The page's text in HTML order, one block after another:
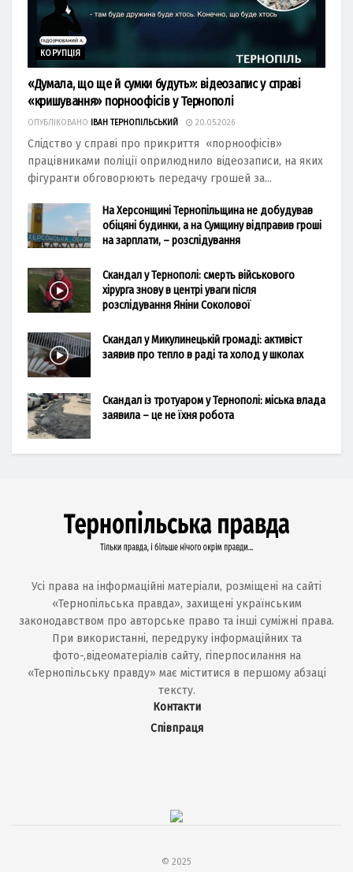
КОРУПЦІЯ
«Думала, що ще й сумки будуть»: відеозапис у справі
«кришування» порноофісів у Тернополі
ОПУБЛІКОВАНО ІВАН ТЕРНОПІЛЬСЬКИЙ 20.05.2026
Слідство у справі про прикриття «порноофісів»
працівниками поліції оприлюднило відеозаписи, на яких
фігуранти обговорюють передачу грошей за...
На Херсонщині Тернопільщина не добудував
обіцяні будинки, а на Сумщину відправив гроші
на зарплати, – розслідування
Скандал у Тернополі: смерть військового
хірурга знову в центрі уваги після
розслідування Яніни Соколової
Скандал у Микулинецькій громаді: активіст
заявив про тепло в раді та холод у школах
Скандал із тротуаром у Тернополі: міська влада
заявила – це не їхня робота
Усі права на інформаційні матеріали, розміщені на сайті
«Тернопільська правда», захищені українським
законодавством про авторське право та інші суміжні права.
При використанні, передруку інформаційних та
фото-,відеоматеріалів сайту, гіперпосилання на
«Тернопільську правду» має міститися в першому абзаці
тексту.
Контакти
Співпраця
© 2025